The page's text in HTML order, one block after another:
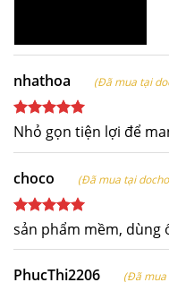
nhathoa (Đã mua tại
Được xếp
hạng5 5
sao
Nhỏ gọn tiện lợi để
choco (Đã mua tại
Được xếp
hạng5 5
sao
sản phẩm mềm, dùng
PhucThi2206 (Đã mua